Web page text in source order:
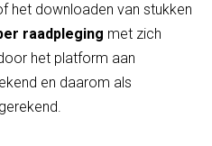
het downloaden van stukken
raadpleging met zich
het platform aan
en daarom als